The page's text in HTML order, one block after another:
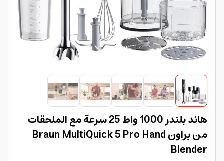
هاند بلندر 1000 واط 25 سرعة مع الملحقات
من براون Braun MultiQuick 5 Pro Hand
Blender